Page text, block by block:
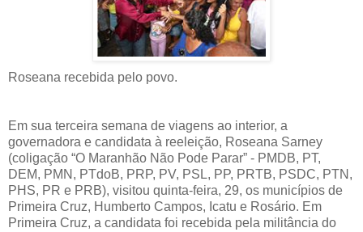
Roseana recebida pelo povo.
Em sua terceira semana de viagens ao interior, a
governadora e candidata à reeleição, Roseana Sarney
(coligação “O Maranhão Não Pode Parar” - PMDB, PT,
DEM, PMN, PTdoB, PRP, PV, PSL, PP, PRTB, PSDC, PTN,
PHS, PR e PRB), visitou quinta-feira, 29, os municípios de
Primeira Cruz, Humberto Campos, Icatu e Rosário. Em
Primeira Cruz, a candidata foi recebida pela militância do